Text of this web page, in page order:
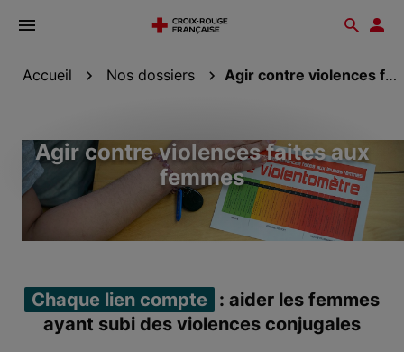
Ouvrir
Accueil Nos dossiers Agir contre violences faites aux femmes
Agir contre violences faites aux
femmes
Chaque lien compte
: aider les femmes
ayant subi des violences conjugales